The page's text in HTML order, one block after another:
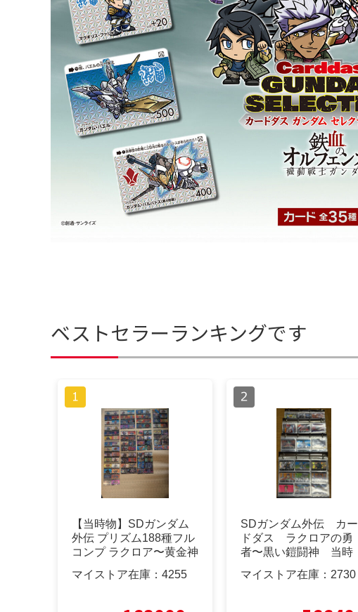
ベストセラーランキングです
【当時物】SDガンダム
外伝 プリズム188種フル
コンプ ラクロア〜黄金神
マイストア在庫： 4255
SDガンダム外伝 カー
ドダス ラクロアの勇
者〜黒い鎧闘神 当時
品 フルコンプ
マイストア在庫： 2730